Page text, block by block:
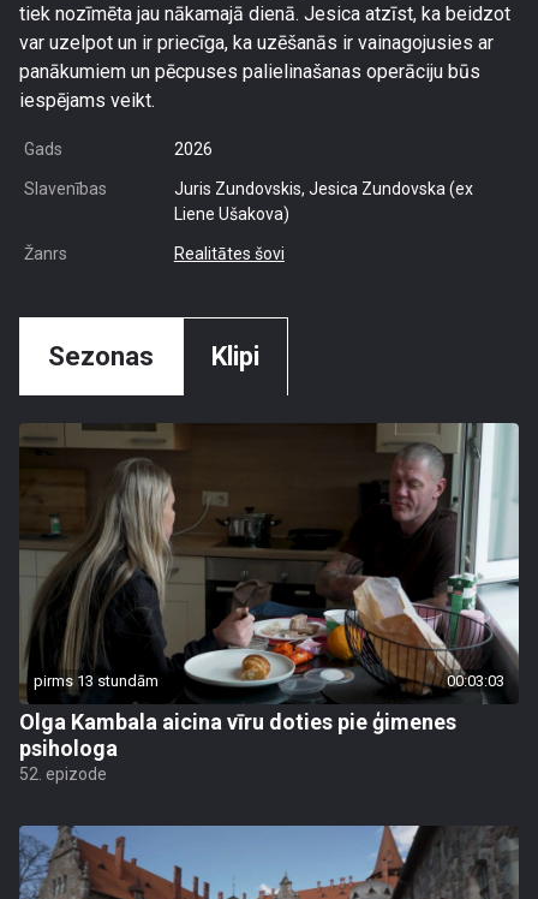
tiek nozīmēta jau nākamajā dienā. Jesica atzīst, ka beidzot
var uzelpot un ir priecīga, ka uzēšanās ir vainagojusies ar
panākumiem un pēcpuses palielinašanas operāciju būs
iespējams veikt.
Gads 2026
Slavenības
Juris Zundovskis, Jesica Zundovska (ex
Liene Ušakova)
Žanrs Realitātes šovi
Sezonas Klipi
pirms 13 stundām 00:03:03
Olga Kambala aicina vīru doties pie ģimenes
psihologa
52. epizode